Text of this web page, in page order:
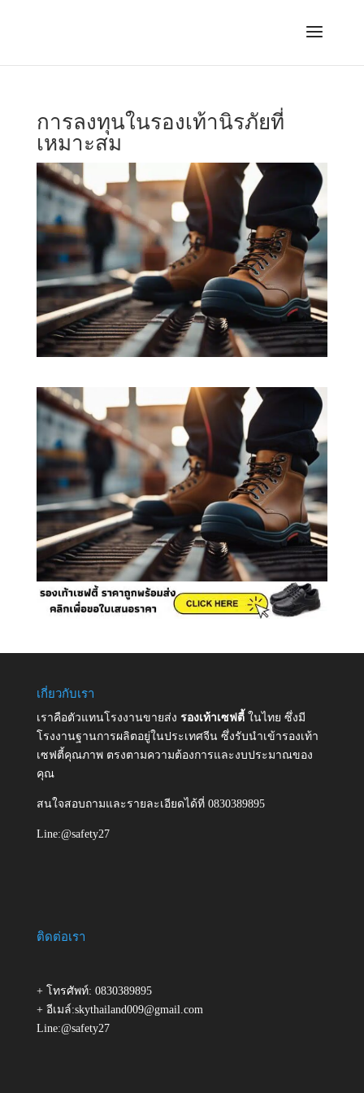
การลงทุนในรองเท้านิรภัยที่
เหมาะสม
เกี่ยวกับเรา
เราคือตัวแทนโรงงานขายส่ง รองเท้าเซฟตี้ ในไทย ซึ่งมี
โรงงานฐานการผลิตอยู่ในประเทศจีน ซึ่งรับนำเข้ารองเท้า
เซฟตี้คุณภาพ ตรงตามความต้องการและงบประมาณของ
คุณ
สนใจสอบถามและรายละเอียดได้ที่ 0830389895
Line:@safety27
ติดต่อเรา
+ โทรศัพท์: 0830389895
+ อีเมล์:skythailand009@gmail.com
Line:@safety27